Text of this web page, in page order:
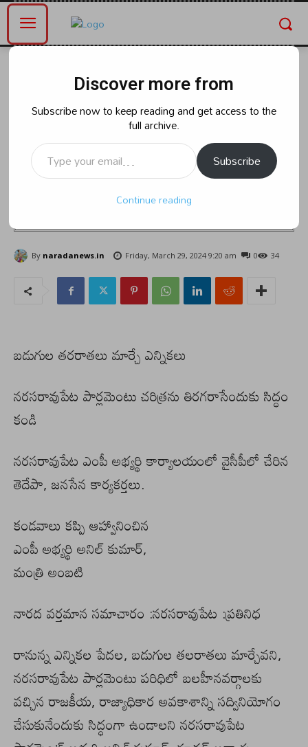
నరసరావుపేట ఎంపీ అభ్యర్థి
కార్యాలయంలో వైసీపీలో చేరిన తెదేపా,
జనసేన కార్యకర్తలు.కండువాలు
ఆహ్వానించిన:ఎంపి అభ్యర్ది అనీల్
కుమార్ :మంత్రి అంబటి:
By naradanews.in Friday, March 29, 2024 9:20 am 34
0
బడుగుల తరరాతలు మార్చే ఎన్నికలు
నరసరావుపేట పార్లమెంటు చరిత్రను తిరగరాసేందుకు సిద్ధం
కండి
నరసరావుపేట ఎంపీ అభ్యర్థి కార్యాలయంలో వైసీపీలో చేరిన
తెదేపా, జనసేన కార్యకర్తలు.
కండవాలు కప్పి ఆహ్వానించిన
ఎంపీ అభ్యర్థి అనిల్ కుమార్,
మంత్రి అంబటి
నారద వర్తమాన సమాచారం :నరసరావుపేట :ప్రతినిధ
రానున్న ఎన్నికల పేదల, బడుగుల తలరాతలు మార్చేవని,
నరసరావుపేట పార్లమెంటు పరిధిలో బలహీనవర్గాలకు
వచ్చిన రాజకీయ, రాజ్యాధికార అవకాశాన్ని సద్వినియోగం
చేసుకునేందుకు సిద్ధంగా ఉండాలని నరసరావుపేట
Discover more from
Subscribe now to keep reading and get access to the
full archive.
Type your email…
Subscribe
Continue reading